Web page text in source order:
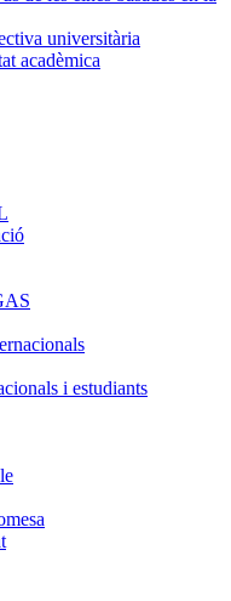
universitària
acadèmica
i estudiants